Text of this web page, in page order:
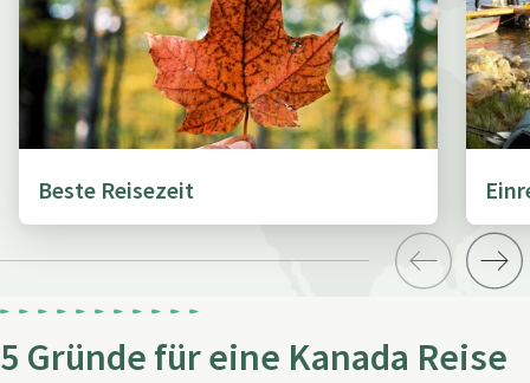
Beste Reisezeit
5 Gründe für eine Kanada Reise